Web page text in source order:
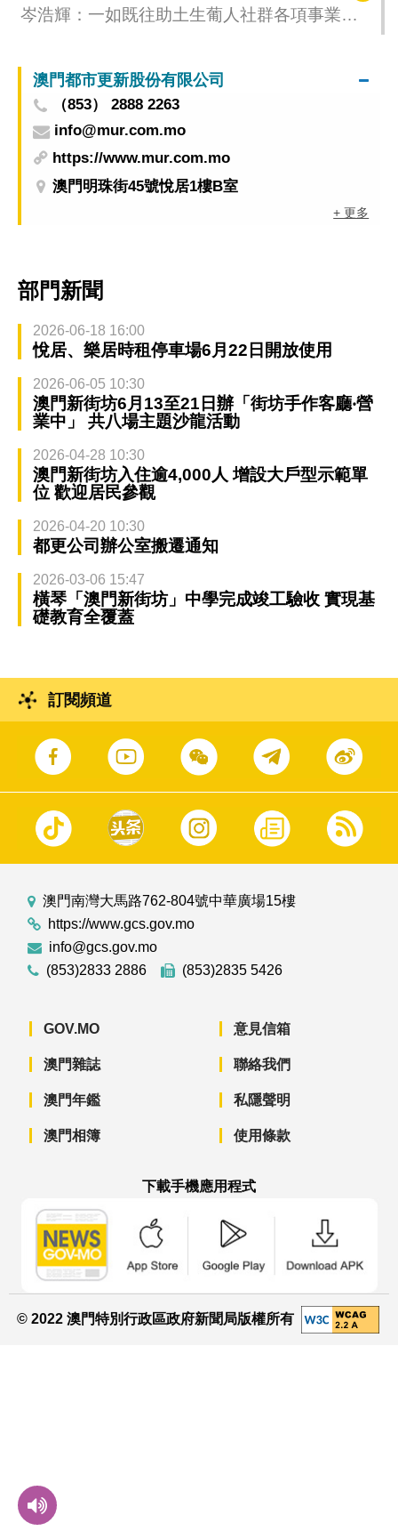
岑浩輝：一如既往助土生葡人社群各項事業踏
澳門都市更新股份有限公司
（853） 2888 2263
info@mur.com.mo
https://www.mur.com.mo
澳門明珠街45號悅居1樓B室
+ 更多
部門新聞
2026-06-18 16:00
悅居、樂居時租停車場6月22日開放使用
2026-06-05 10:30
澳門新街坊6月13至21日辦「街坊手作客廳‧營
業中」 共八場主題沙龍活動
2026-04-28 10:30
澳門新街坊入住逾4,000人 增設大戶型示範單
位 歡迎居民參觀
2026-04-20 10:30
都更公司辦公室搬遷通知
2026-03-06 15:47
橫琴「澳門新街坊」中學完成竣工驗收 實現基
礎教育全覆蓋
訂閱頻道
澳門南灣大馬路762-804號中華廣場15樓
https://www.gcs.gov.mo
info@gcs.gov.mo
(853)2833 2886
(853)2835 5426
GOV.MO
澳門雜誌
澳門年鑑
澳門相簿
意見信箱
聯絡我們
私隱聲明
使用條款
下載手機應用程式
© 2022 澳門特別行政區政府新聞局版權所有